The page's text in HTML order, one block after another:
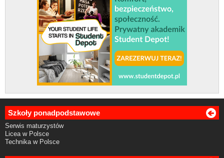
Szkoły ponadpodstawowe
Serwis maturzystów
Licea w Polsce
Technika w Polsce